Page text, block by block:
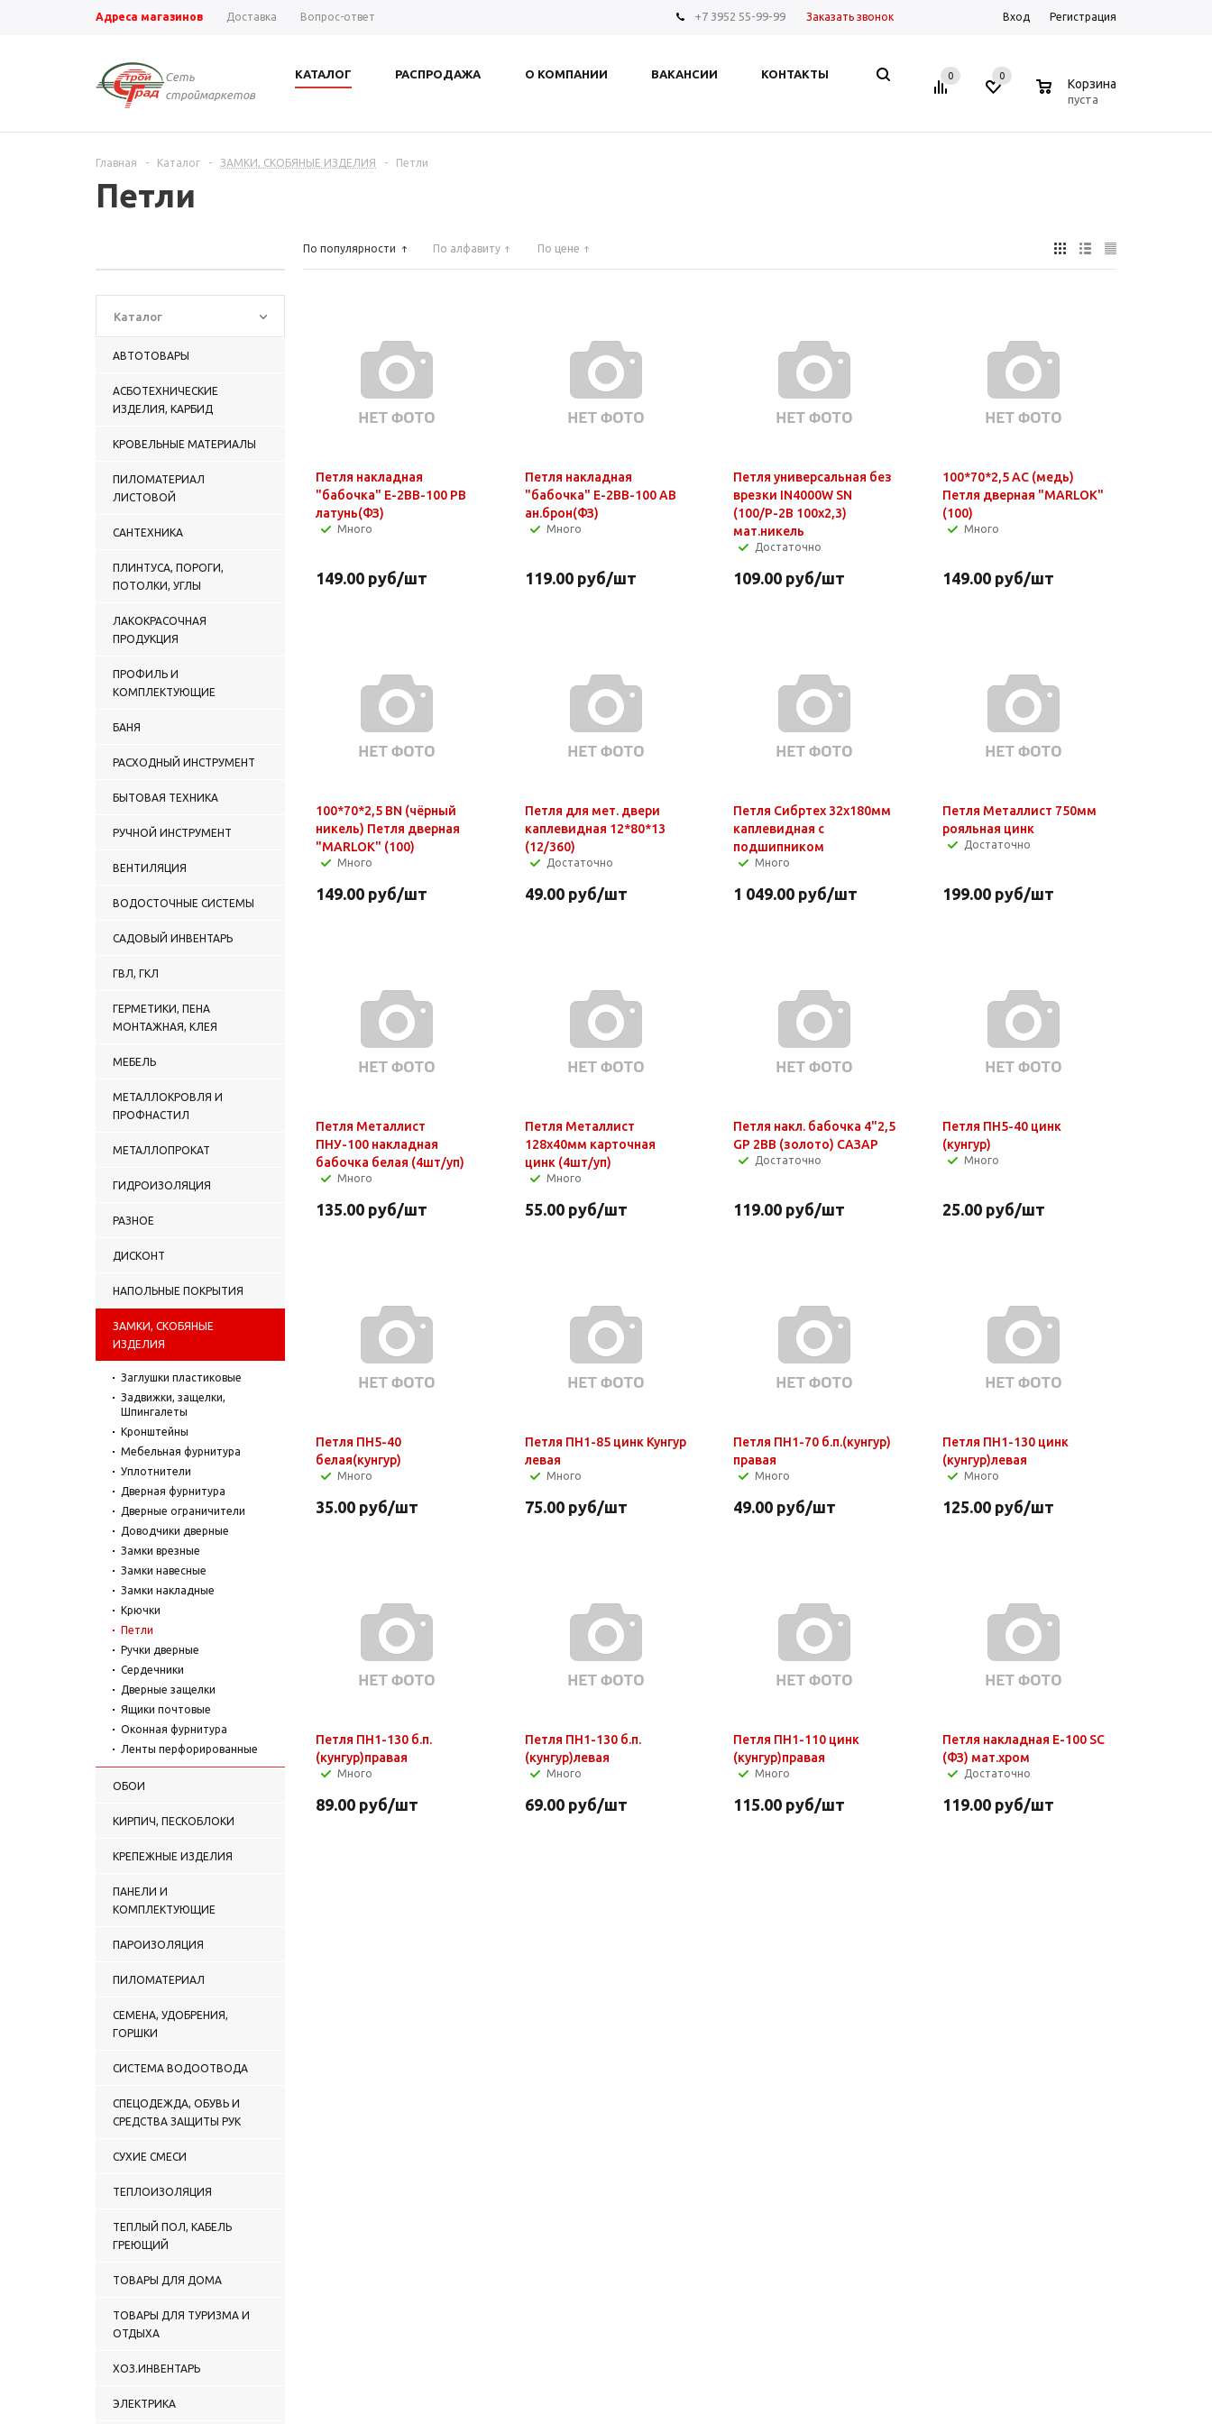
Адреса магазинов Доставка Вопрос-ответ +7 3952 55-99-99 Заказать звонок Вход Регистрация
Сеть
строймаркетов
КАТАЛОГ РАСПРОДАЖА О КОМПАНИИ ВАКАНСИИ КОНТАКТЫ 0 0
Корзина
пуста
Главная - Каталог - ЗАМКИ, СКОБЯНЫЕ ИЗДЕЛИЯ - Петли
Петли
Каталог
АВТОТОВАРЫ
АСБОТЕХНИЧЕСКИЕ
ИЗДЕЛИЯ, КАРБИД
КРОВЕЛЬНЫЕ МАТЕРИАЛЫ
ПИЛОМАТЕРИАЛ
ЛИСТОВОЙ
САНТЕХНИКА
ПЛИНТУСА, ПОРОГИ,
ПОТОЛКИ, УГЛЫ
ЛАКОКРАСОЧНАЯ
ПРОДУКЦИЯ
ПРОФИЛЬ И
КОМПЛЕКТУЮЩИЕ
БАНЯ
РАСХОДНЫЙ ИНСТРУМЕНТ
БЫТОВАЯ ТЕХНИКА
РУЧНОЙ ИНСТРУМЕНТ
ВЕНТИЛЯЦИЯ
ВОДОСТОЧНЫЕ СИСТЕМЫ
САДОВЫЙ ИНВЕНТАРЬ
ГВЛ, ГКЛ
ГЕРМЕТИКИ, ПЕНА
МОНТАЖНАЯ, КЛЕЯ
МЕБЕЛЬ
МЕТАЛЛОКРОВЛЯ И
ПРОФНАСТИЛ
МЕТАЛЛОПРОКАТ
ГИДРОИЗОЛЯЦИЯ
РАЗНОЕ
ДИСКОНТ
НАПОЛЬНЫЕ ПОКРЫТИЯ
ЗАМКИ, СКОБЯНЫЕ
ИЗДЕЛИЯ
Заглушки пластиковые
Задвижки, защелки,
Шпингалеты
Кронштейны
Мебельная фурнитура
Уплотнители
Дверная фурнитура
Дверные ограничители
Доводчики дверные
Замки врезные
Замки навесные
Замки накладные
Крючки
Петли
Ручки дверные
Сердечники
Дверные защелки
Ящики почтовые
Оконная фурнитура
Ленты перфорированные
ОБОИ
КИРПИЧ, ПЕСКОБЛОКИ
КРЕПЕЖНЫЕ ИЗДЕЛИЯ
ПАНЕЛИ И
КОМПЛЕКТУЮЩИЕ
ПАРОИЗОЛЯЦИЯ
ПИЛОМАТЕРИАЛ
СЕМЕНА, УДОБРЕНИЯ,
ГОРШКИ
СИСТЕМА ВОДООТВОДА
СПЕЦОДЕЖДА, ОБУВЬ И
СРЕДСТВА ЗАЩИТЫ РУК
СУХИЕ СМЕСИ
ТЕПЛОИЗОЛЯЦИЯ
ТЕПЛЫЙ ПОЛ, КАБЕЛЬ
ГРЕЮЩИЙ
ТОВАРЫ ДЛЯ ДОМА
ТОВАРЫ ДЛЯ ТУРИЗМА И
ОТДЫХА
ХОЗ.ИНВЕНТАРЬ
ЭЛЕКТРИКА
По популярности По алфавиту По цене
Петля накладная
"бабочка" Е-2ВВ-100 РВ
латунь(ФЗ)
Много
149.00 руб/шт
Петля накладная
"бабочка" Е-2ВВ-100 АВ
ан.брон(ФЗ)
Много
119.00руб/шт
Петля универсальная без
врезки IN4000W SN
(100/P-2B 100x2,3)
мат.никель
Достаточно
109.00 руб/шт
100*70*2,5 AС (медь)
Петля дверная "MARLOK"
(100)
Много
149.00руб/шт
100*70*2,5 BN (чёрный
никель) Петля дверная
"MARLOK" (100)
Много
149.00 руб/шт
Петля для мет. двери
каплевидная 12*80*13
(12/360)
Достаточно
49.00руб/шт
Петля Сибртех 32х180мм
каплевидная с
подшипником
Много
1 049.00 руб/шт
Петля Металлист 750мм
рояльная цинк
Достаточно
199.00руб/шт
Петля Металлист
ПНУ-100 накладная
бабочка белая (4шт/уп)
Много
135.00 руб/шт
Петля Металлист
128х40мм карточная
цинк (4шт/уп)
Много
55.00руб/шт
Петля накл. бабочка 4"2,5
GP 2BB (золото) САЗАР
Достаточно
119.00 руб/шт
Петля ПН5-40 цинк
(кунгур)
Много
25.00руб/шт
Петля ПН5-40
белая(кунгур)
Много
35.00 руб/шт
Петля ПН1-85 цинк Кунгур
левая
Много
75.00руб/шт
Петля ПН1-70 б.п.(кунгур)
правая
Много
49.00 руб/шт
Петля ПН1-130 цинк
(кунгур)левая
Много
125.00руб/шт
Петля ПН1-130 б.п.
(кунгур)правая
Много
89.00 руб/шт
Петля ПН1-130 б.п.
(кунгур)левая
Много
69.00руб/шт
Петля ПН1-110 цинк
(кунгур)правая
Много
115.00 руб/шт
Петля накладная Е-100 SC
(ФЗ) мат.хром
Достаточно
119.00руб/шт